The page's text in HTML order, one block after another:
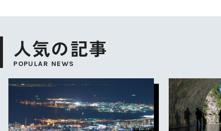
人気の記事
POPULAR NEWS